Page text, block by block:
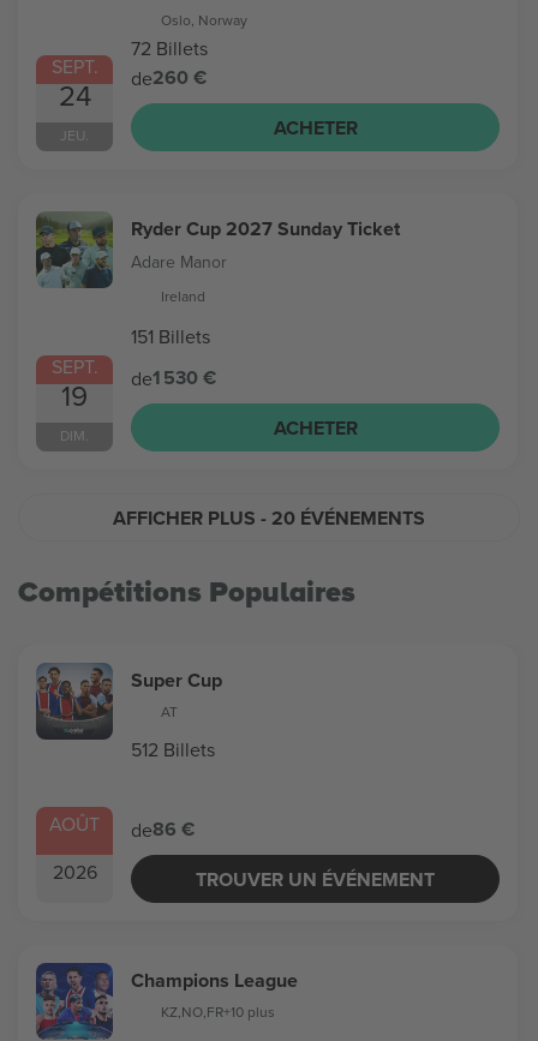
SEPT.
24
JEU.
Oslo, Norway
72 Billets
de260 €
ACHETER
SEPT.
19
DIM.
Ryder Cup 2027 Sunday Ticket
Adare Manor
Ireland
151 Billets
de1 530 €
ACHETER
AFFICHER PLUS - 20 ÉVÉNEMENTS
Compétitions Populaires
AOÛT
2026
Super Cup
AT
512 Billets
de86 €
TROUVER UN ÉVÉNEMENT
Champions League
KZ,NO,FR+10 plus